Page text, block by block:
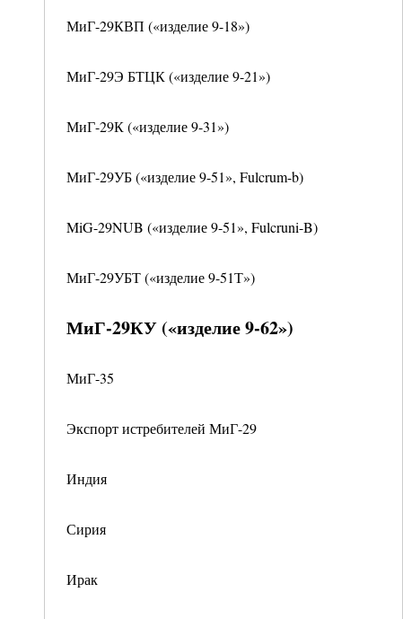
МиГ-29КВП («изделие 9-18»)
МиГ-29Э БТЦК («изделие 9-21»)
МиГ-29К («изделие 9-31»)
МиГ-29УБ («изделие 9-51», Fulcrum-b)
MiG-29NUB («изделие 9-51», Fulcruni-B)
МиГ-29УБТ («изделие 9-51Т»)
МиГ-29КУ («изделие 9-62»)
МиГ-35
Экспорт истребителей МиГ-29
Индия
Сирия
Ирак